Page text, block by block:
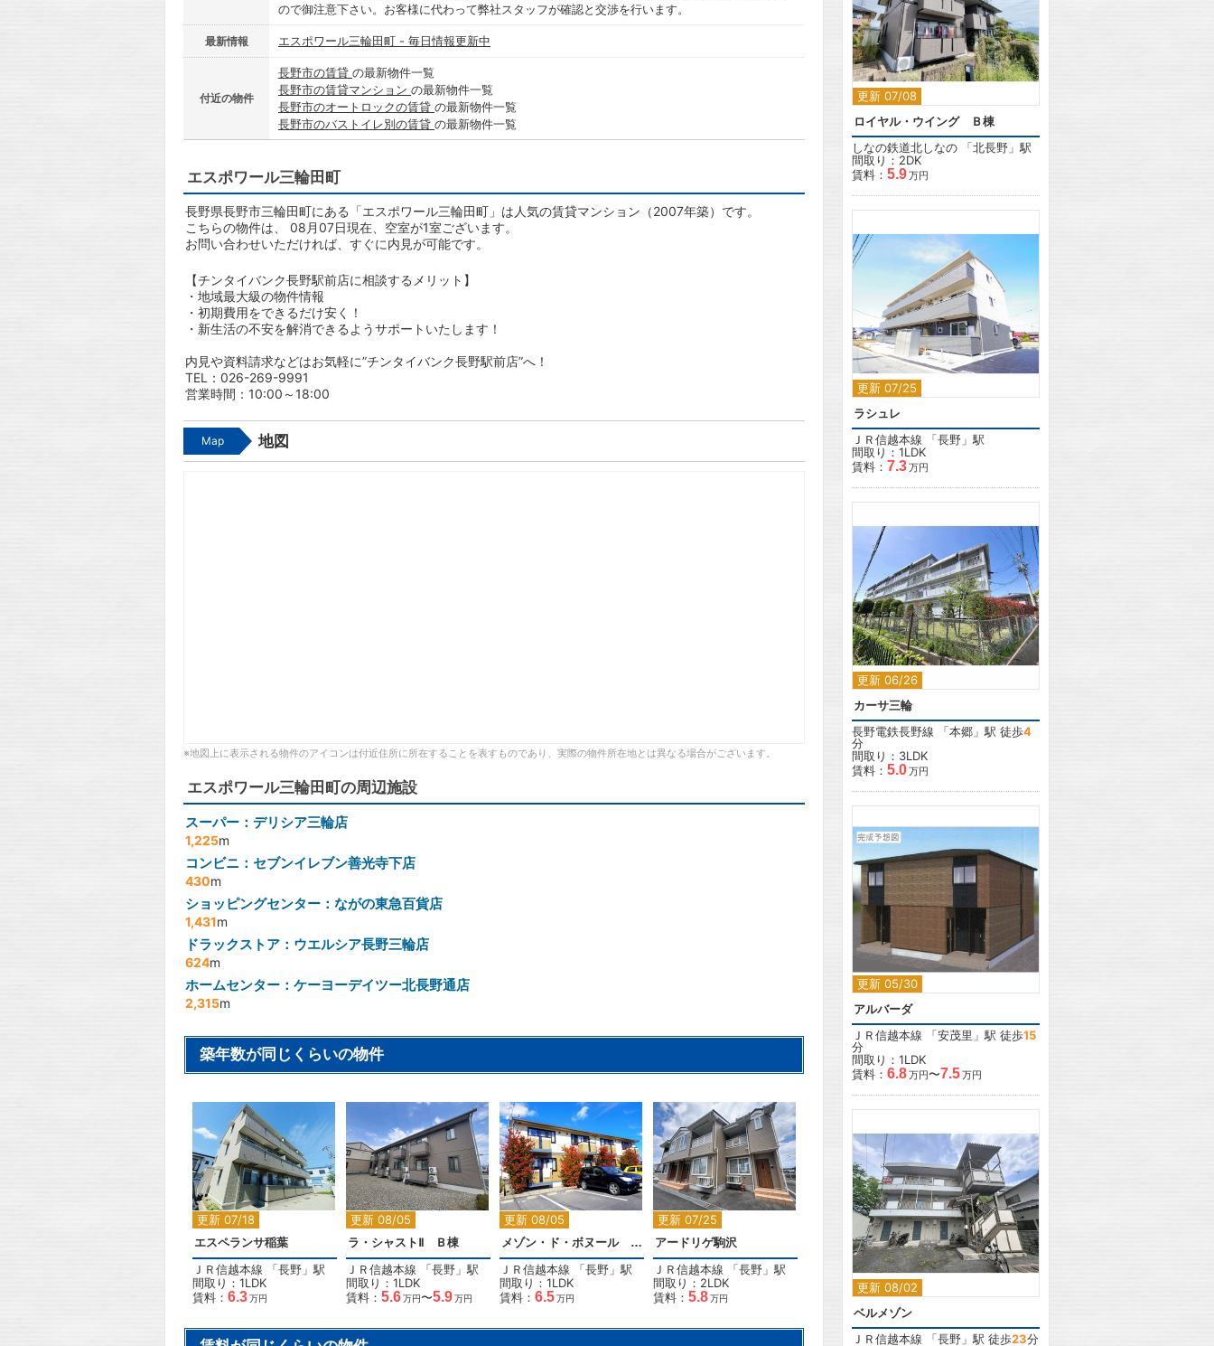
ので御注意下さい。お客様に代わって弊社スタッフが確認と交渉を行います。
最新情報 エスポワール三輪田町 - 毎日情報更新中
付近の物件
長野市の賃貸 の最新物件一覧
長野市の賃貸マンション の最新物件一覧
長野市のオートロックの賃貸 の最新物件一覧
長野市のバストイレ別の賃貸 の最新物件一覧
エスポワール三輪田町
長野県長野市三輪田町にある「エスポワール三輪田町」は人気の賃貸マンション（2007年築）です。
こちらの物件は、 08月07日現在、空室が1室ございます。
お問い合わせいただければ、すぐに内見が可能です。
【チンタイバンク長野駅前店に相談するメリット】
・地域最大級の物件情報
・初期費用をできるだけ安く！
・新生活の不安を解消できるようサポートいたします！
内見や資料請求などはお気軽に”チンタイバンク長野駅前店”へ！
TEL：026-269-9991
営業時間：10:00～18:00
Map 地図
※地図上に表示される物件のアイコンは付近住所に所在することを表すものであり、実際の物件所在地とは異なる場合がございます。
エスポワール三輪田町の周辺施設
スーパー：デリシア三輪店
1,225m
コンビニ：セブンイレブン善光寺下店
430m
ショッピングセンター：ながの東急百貨店
1,431m
ドラックストア：ウエルシア長野三輪店
624m
ホームセンター：ケーヨーデイツー北長野通店
2,315m
築年数が同じくらいの物件
更新 07/18
2
エスペランサ稲葉
ＪＲ信越本線 「長野 」駅
間取り：1LDK
賃料： 6.3万円
更新 08/05
2
ラ・シャストⅡ Ｂ棟
ＪＲ信越本線 「長野 」駅
間取り：1LDK
賃料： 5.6万円〜5.9万円
更新 08/05
2
メゾン・ド・ボヌール Ｂ棟
ＪＲ信越本線 「長野 」駅
間取り：1LDK
賃料： 6.5万円
更新 07/25
2
アードリゲ駒沢
ＪＲ信越本線 「長野 」駅
間取り：2LDK
賃料： 5.8万円
更新 07/08
2
ロイヤル・ウイング Ｂ棟
しなの鉄道北しなの 「北長野 」駅
間取り：2DK
賃料： 5.9万円
更新 07/25
2
ラシュレ
ＪＲ信越本線 「長野 」駅
間取り：1LDK
賃料： 7.3万円
更新 06/26
2
カーサ三輪
長野電鉄長野線 「本郷 」駅 徒歩4
分
間取り：3LDK
賃料： 5.0万円
更新 05/30
アルバーダ
ＪＲ信越本線 「安茂里 」駅 徒歩15
分
間取り：1LDK
賃料： 6.8万円〜7.5万円
更新 08/02
2
ベルメゾン
ＪＲ信越本線 「長野 」駅 徒歩23分